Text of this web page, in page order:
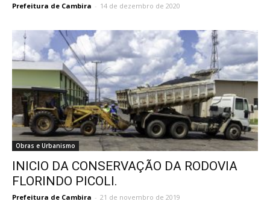
Prefeitura de Cambira - 14 de dezembro de 2020
Obras e Urbanismo
INICIO DA CONSERVAÇÃO DA RODOVIA
FLORINDO PICOLI.
Prefeitura de Cambira - 21 de novembro de 2019